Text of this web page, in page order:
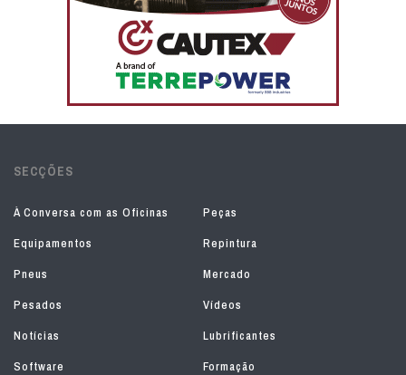
SECÇÕES
À Conversa com as Oficinas
Peças
Equipamentos
Repintura
Pneus
Mercado
Pesados
Vídeos
Notícias
Lubrificantes
Software
Formação